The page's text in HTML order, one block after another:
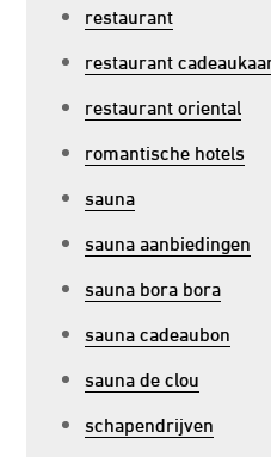
restaurant
restaurant
restaurant oriental
romantische hotels
sauna
sauna aanbiedingen
sauna bora bora
sauna cadeaubon
sauna de clou
schapendrijven